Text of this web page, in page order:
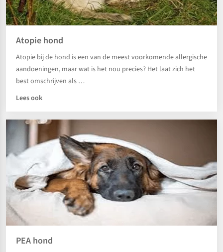
Atopie hond
Atopie bij de hond is een van de meest voorkomende allergische
aandoeningen, maar wat is het nou precies? Het laat zich het
best omschrijven als …
Lees ook
PEA hond